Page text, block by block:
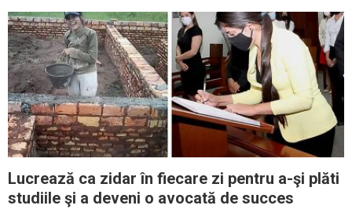
Lucrează ca zidar în fiecare zi pentru a-şi plăti
studiile şi a deveni o avocată de succes